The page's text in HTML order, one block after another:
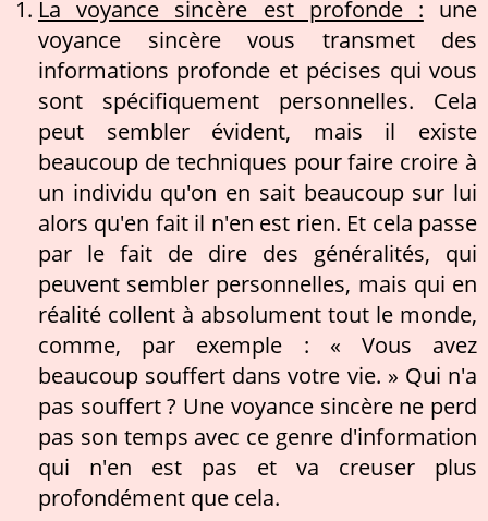
La voyance sincère est profonde : une
voyance sincère vous transmet des
informations profonde et pécises qui vous
sont spécifiquement personnelles. Cela
peut sembler évident, mais il existe
beaucoup de techniques pour faire croire à
un individu qu'on en sait beaucoup sur lui
alors qu'en fait il n'en est rien. Et cela passe
par le fait de dire des généralités, qui
peuvent sembler personnelles, mais qui en
réalité collent à absolument tout le monde,
comme, par exemple : « Vous avez
beaucoup souffert dans votre vie. » Qui n'a
pas souffert ? Une voyance sincère ne perd
pas son temps avec ce genre d'information
qui n'en est pas et va creuser plus
profondément que cela.